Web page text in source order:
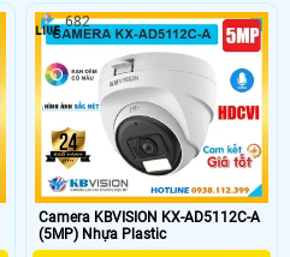
Camera nổi bật với khả năng phát
hiện người, chuẩn nén hình ảnh
H.265+ giúp tiết kiệm băng thông
và lưu trữ. Hỗ trợ chuẩn IP67 chống
bụi nước, PoE tiện lợi, KX-A2112CN-
A là lựa chọn camera giá rẻ, chất
lượng cho gia đình và văn phòng.
Camera KBVISION KX-AD5112C-A
(5MP) Nhựa Plastic
682